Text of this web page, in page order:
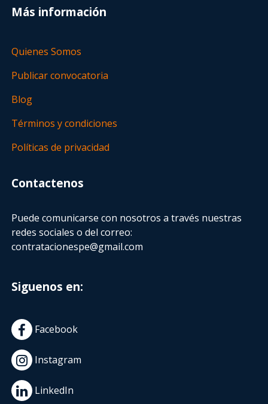
Más información
Quienes Somos
Publicar convocatoria
Blog
Términos y condiciones
Políticas de privacidad
Contactenos
Puede comunicarse con nosotros a través nuestras
redes sociales o del correo:
contratacionespe@gmail.com
Siguenos en:
Facebook
Instagram
LinkedIn